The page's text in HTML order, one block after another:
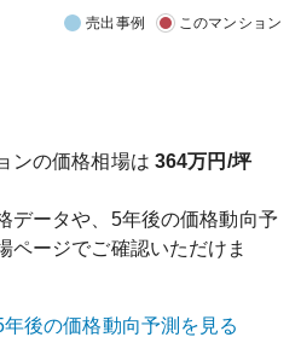
売出事例 このマンション
ンの価格相場は 364万円/坪
データや、5年後の価格動向予
ページでご確認いただけま
後の価格動向予測を見る